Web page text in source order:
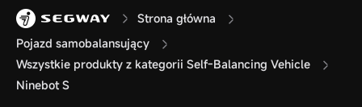
Strona główna
Pojazd samobalansujący
Wszystkie produkty z kategorii Self-Balancing Vehicle
Ninebot S